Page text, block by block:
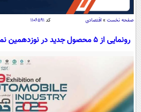
اقتصاد
اقتصادی
جامعه
سلامت
یک برش دانایی
سیاست خارجی
فرهنگ و هنر
علم و دانش
صفحه نخست » اقتصادی کد۱۱۰۶۵۹۱
رونمایی از ۵ محصول جدید در نوزدهمین نمایشگاه خودرو اصفهان